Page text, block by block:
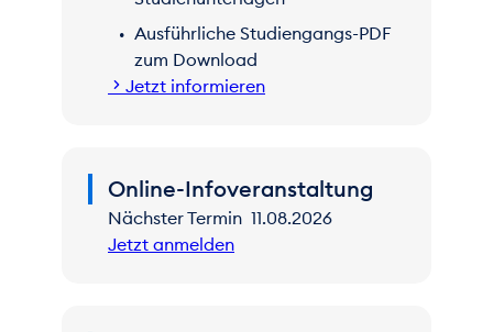
Ausführliche Studiengangs-PDF
zum Download
Jetzt informieren
Online-Infoveranstaltung
Nächster Termin 11.08.2026
Jetzt anmelden